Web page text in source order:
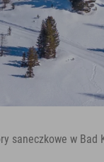
saneczkowe w